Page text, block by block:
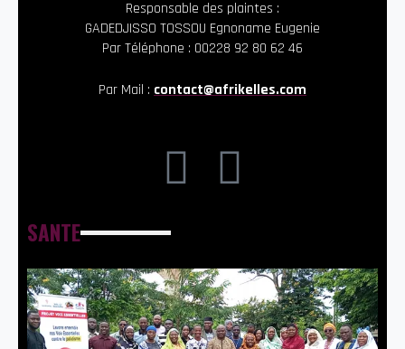
Responsable des plaintes :
GADEDJISSO TOSSOU Egnoname Eugenie
Par Téléphone : 00228 92 80 62 46
Par Mail : contact@afrikelles.com
SANTE